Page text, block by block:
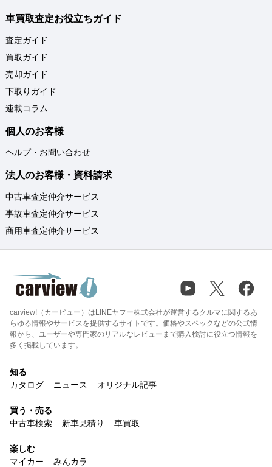
車買取査定お役立ちガイド
査定ガイド
買取ガイド
売却ガイド
下取りガイド
連載コラム
個人のお客様
ヘルプ・お問い合わせ
法人のお客様・資料請求
中古車査定仲介サービス
事故車査定仲介サービス
商用車査定仲介サービス
carview!（カービュー）はLINEヤフー株式会社が運営するクルマに関するあ
らゆる情報やサービスを提供するサイトです。価格やスペックなどの公式情
報から、ユーザーや専門家のリアルなレビューまで購入検討に役立つ情報を
多く掲載しています。
知る
カタログ
ニュース オリジナル記事
買う・売る
中古車検索
新車見積り 車買取
楽しむ
マイカー
みんカラ